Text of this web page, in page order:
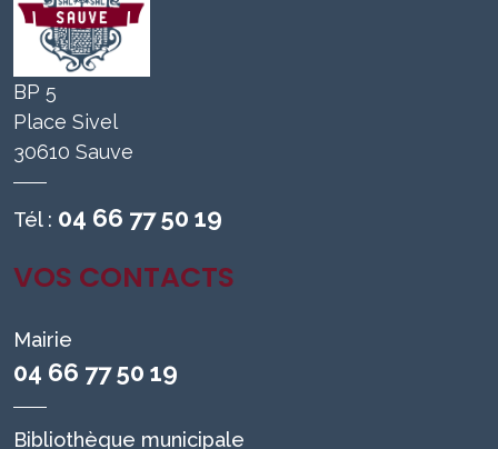
BP 5
Place Sivel
30610 Sauve
Tél : 04 66 77 50 19
VOS CONTACTS
Mairie
04 66 77 50 19
Bibliothèque municipale